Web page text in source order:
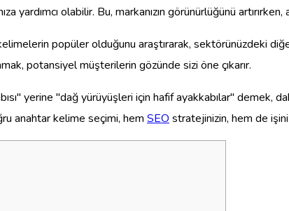
olabilir. Bu, markanızın görünürlüğünü
popüler olduğunu araştırarak, sektörünüzdeki
potansiyel müşterilerin gözünde sizi öne çıkarır.
yerine "dağ yürüyüşleri için hafif ayakkabılar" demek,
anahtar kelime seçimi, hem SEO stratejinizin, hem de